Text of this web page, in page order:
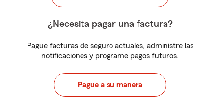
¿Necesita pagar una factura?
Pague facturas de seguro actuales, administre las
notificaciones y programe pagos futuros.
Pague a su manera